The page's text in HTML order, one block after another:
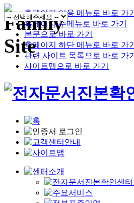
홈페이지 이용 메뉴로 바로 가기
홈페이지 주메뉴로 바로 가기
본문으로 바로 가기
홈페이지 하단 메뉴로 바로 가기
관련 사이트 목록으로 바로 가기
사이트맵으로 바로 가기